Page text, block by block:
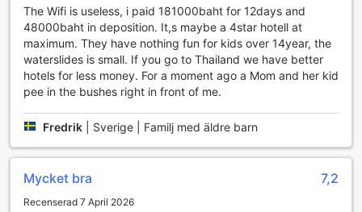
För dem som föredrar att koppla av vid vattnet finns en
fantastisk utomhuspool som sträcker sig mot den privata
stranden. Här kan du njuta av solens strålar, ta ett
uppfriskande dopp eller beställa en drink från
poolsidebaren. Resorten erbjuder även uthyrning av
vattensportsutrustning, vilket gör det enkelt att prova på
sätt finns det en yoga-rum där du kan delta i klasser som
själ. Centara Grand Mirage Beach Resort Pattaya är
verkligen en destination för sportälskare och de som söker
en aktiv livsstil i en tropisk miljö.
The Wifi is useless, i paid 181000baht for 12days and
48000baht in deposition. It,s maybe a 4star hotell at
maximum. They have nothing fun for kids over 14year, the
waterslides is small. If you go to Thailand we have better
hotels for less money. For a moment ago a Mom and her kid
pee in the bushes right in front of me.
Fredrik Sverige | Familj med äldre barn
Mycket bra 7,2
Recenserad 7 April 2026